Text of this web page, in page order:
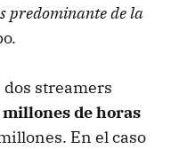
predominante de la
streamers
de horas
En el caso